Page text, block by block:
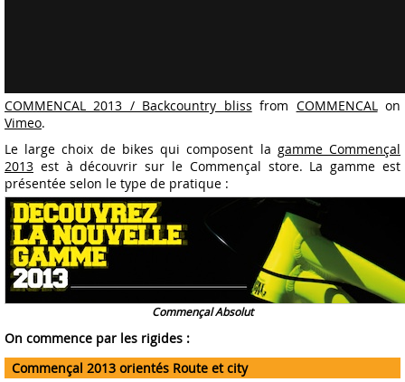
COMMENCAL 2013 / Backcountry bliss from COMMENCALon
Vimeo.
Le large choix de bikes qui composent la gamme Commençal
2013 est à découvrir sur le Commençal store. La gamme est
présentée selon le type de pratique :
Commençal Absolut
On commence par les rigides :
Commençal 2013 orientés Route et city